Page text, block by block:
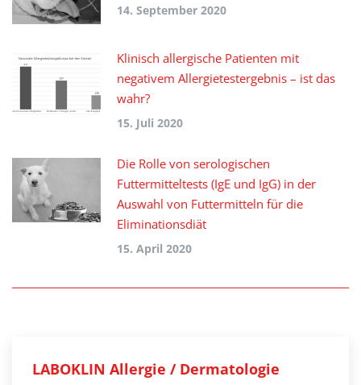
14. September 2020
Klinisch allergische Patienten mit
negativem Allergietestergebnis – ist das
wahr?
15. Juli 2020
Die Rolle von serologischen
Futtermitteltests (IgE und IgG) in der
Auswahl von Futtermitteln für die
Eliminationsdiät
15. April 2020
LABOKLIN Allergie / Dermatologie